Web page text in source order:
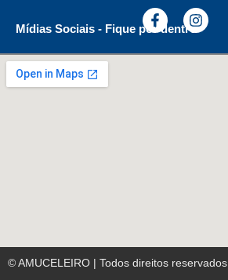
Mídias Sociais - Fique por dentro
© AMUCELEIRO | Todos direitos reservados